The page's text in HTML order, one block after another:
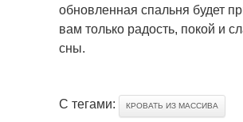
обновленная спальня будет
вам только радость, покой и
сны.
С тегами: КРОВАТЬ ИЗ МАССИВА